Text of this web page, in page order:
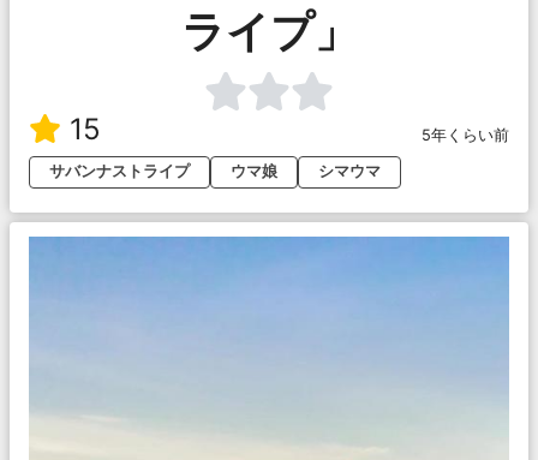
ライプ」
15
5年くらい前
サバンナストライプ
ウマ娘 シマウマ